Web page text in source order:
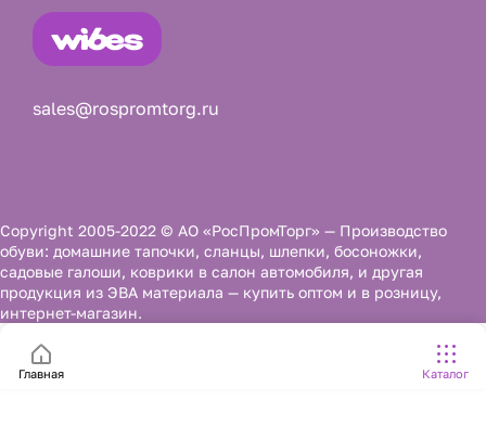
sales@rospromtorg.ru
Copyright 2005-2022 © АО «РосПромТорг» — Производство
обуви: домашние тапочки, сланцы, шлепки, босоножки,
садовые галоши, коврики в салон автомобиля, и другая
продукция из ЭВА материала — купить оптом и в розницу,
интернет-магазин.
Главная Каталог